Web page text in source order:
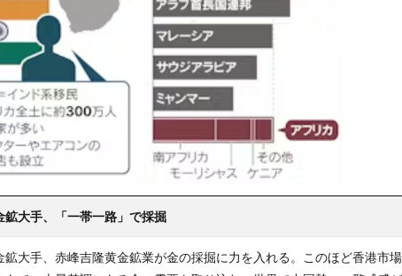
大手、「一帯一路」で採掘
鉱大手、赤峰吉隆黄金鉱業が金の採掘に力を入れる。このほど香港市